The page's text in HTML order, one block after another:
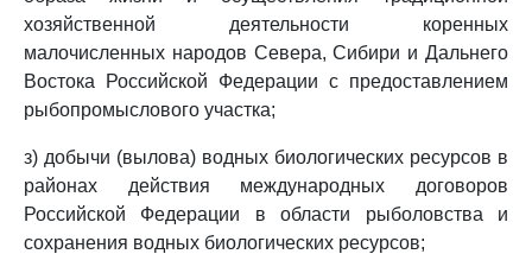
хозяйственной деятельности коренных
малочисленных народов Севера, Сибири и Дальнего
Востока Российской Федерации с предоставлением
рыбопромыслового участка;
з) добычи (вылова) водных биологических ресурсов в
районах действия международных договоров
Российской Федерации в области рыболовства и
сохранения водных биологических ресурсов;